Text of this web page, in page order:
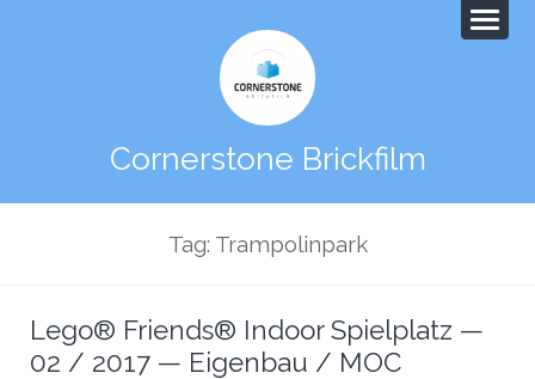
Cornerstone Brickfilm
Tag: Trampolinpark
Lego® Friends® Indoor Spielplatz —
02 / 2017 — Eigenbau / MOC